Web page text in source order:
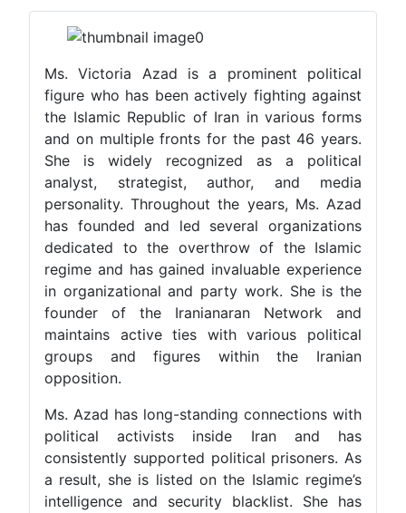
Ms. Victoria Azad is a prominent political
figure who has been actively fighting against
the Islamic Republic of Iran in various forms
and on multiple fronts for the past 46 years.
She is widely recognized as a political
analyst, strategist, author, and media
personality. Throughout the years, Ms. Azad
has founded and led several organizations
dedicated to the overthrow of the Islamic
regime and has gained invaluable experience
in organizational and party work. She is the
founder of the Iranianaran Network and
maintains active ties with various political
groups and figures within the Iranian
opposition.
Ms. Azad has long-standing connections with
political activists inside Iran and has
consistently supported political prisoners. As
a result, she is listed on the Islamic regime’s
intelligence and security blacklist. She has